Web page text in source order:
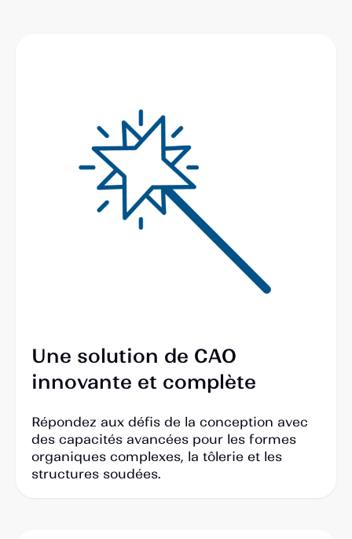
Une solution de CAO
innovante et complète
Répondez aux défis de la conception avec
des capacités avancées pour les formes
organiques complexes, la tôlerie et les
structures soudées.